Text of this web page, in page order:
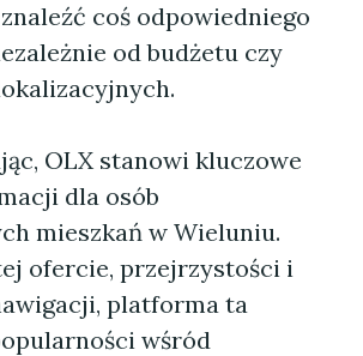
coś odpowiedniego
od budżetu czy
OLX stanowi kluczowe
dla osób
mieszkań w Wieluniu.
ofercie, przejrzystości i
platforma ta
wśród